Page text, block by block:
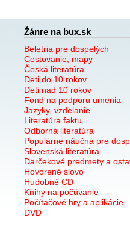
Žánre na bux.sk
Beletria pre dospelých
Cestovanie, mapy
Česká literatúra
Deti do 10 rokov
Deti nad 10 rokov
Fond na podporu umenia
Jazyky, vzdelanie
Literatúra faktu
Odborná literatúra
Populárne náučná pre
Slovenská literatúra
Darčekové predmety a
Hovorené slovo
Hudobné CD
Knihy na počúvanie
Počítačové hry a aplikácie
DVD